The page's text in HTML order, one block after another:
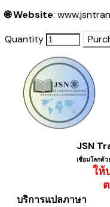
🌐 Website:
Quantity
JSN
เชื่อมโลกด้
ให้
บริการแปลภาษา